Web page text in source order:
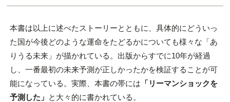
本書は以上に述べたストーリーとともに、具体的にどういっ
た国が今後どのような運命をたどるかについても様々な「あ
りうる未来」が描かれている。出版からすでに10年が経過
し、一番最初の未来予測が正しかったかを検証することが可
能になっている。実際、本書の帯には 「リーマンショックを
予測した」 と大々的に書かれている。